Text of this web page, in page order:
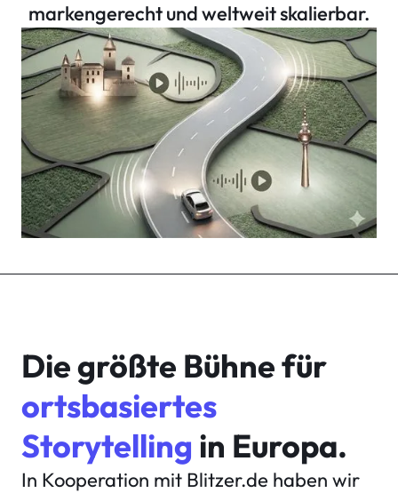
markengerecht und weltweit skalierbar.
Die größte Bühne für
ortsbasiertes
Storytelling in Europa.
In Kooperation mit Blitzer.de haben wir